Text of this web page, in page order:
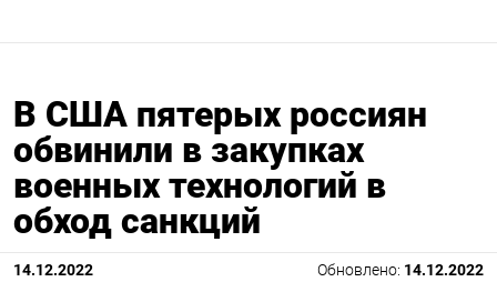
В США пятерых россиян
обвинили в закупках
военных технологий в
обход санкций
14.12.2022 Обновлено: 14.12.2022